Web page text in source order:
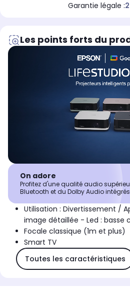
Garantie légale :
Les points forts du
On adore
Profitez d'une qualité audio
Bluetooth et du Dolby Audio
Utilisation : Divertissement /
image détaillée - Led : basse
Focale classique (1m et plus)
Smart TV
Toutes les caractéristiques